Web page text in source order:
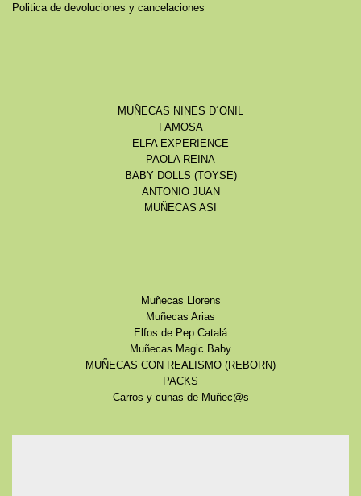
Politica de devoluciones y cancelaciones
MUÑECAS NINES D´ONIL
FAMOSA
ELFA EXPERIENCE
PAOLA REINA
BABY DOLLS (TOYSE)
ANTONIO JUAN
MUÑECAS ASI
Muñecas Llorens
Muñecas Arias
Elfos de Pep Catalá
Muñecas Magic Baby
MUÑECAS CON REALISMO (REBORN)
PACKS
Carros y cunas de Muñec@s